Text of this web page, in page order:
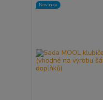
Novinka